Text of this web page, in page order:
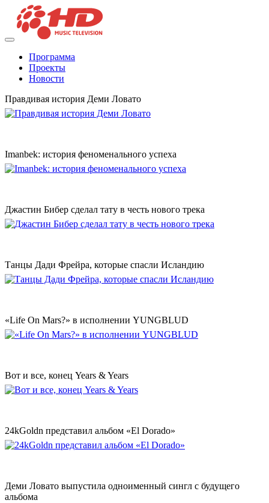
Программа
Проекты
Новости
Правдивая история Деми Ловато
Imanbek: история феноменального успеха
Джастин Бибер сделал тату в честь нового трека
Танцы Дади Фрейра, которые спасли Исландию
«Life On Mars?» в исполнении YUNGBLUD
Вот и все, конец Years & Years
24kGoldn представил альбом «El Dorado»
Деми Ловато выпустила одноименный сингл с будущего
альбома